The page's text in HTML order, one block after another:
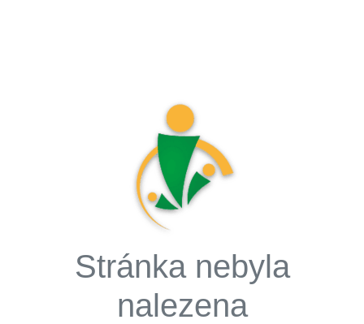
Stránka nebyla
nalezena